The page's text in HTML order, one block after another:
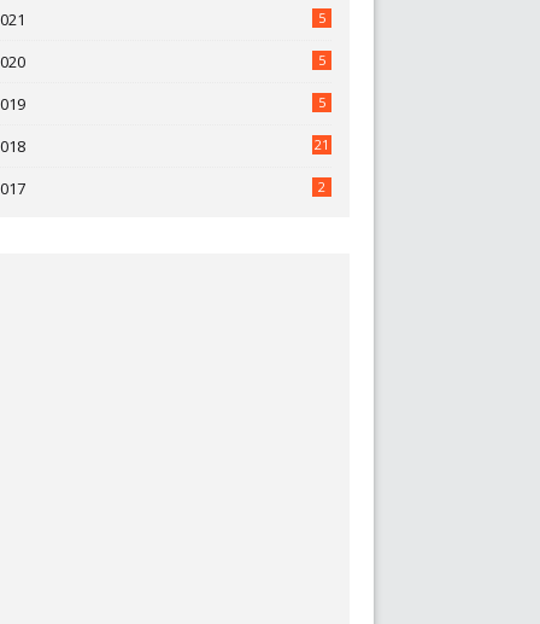
5
5
5
21
2